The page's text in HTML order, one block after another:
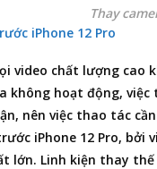
Thay
iPhone 12 Pro
video chất lượng
không hoạt động,
nên việc thao tác
iPhone 12 Pro, bởi
lớn. Linh kiện thay